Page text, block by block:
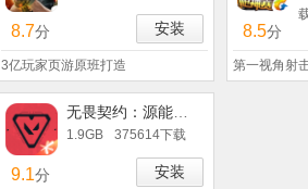
8.7分 安装
3亿玩家页游原班打造
8.5分
第一视角射
1.9GB 375614下载
9.1分 安装